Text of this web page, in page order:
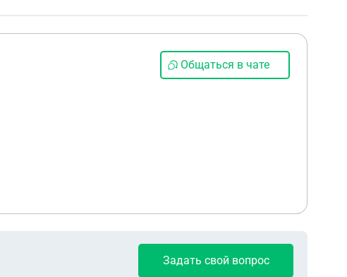
Общаться в чате
Задать свой вопрос